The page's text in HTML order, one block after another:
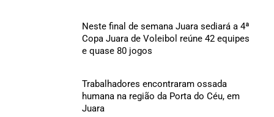
Neste final de semana Juara sediará a 4ª
Copa Juara de Voleibol reúne 42 equipes
e quase 80 jogos
Trabalhadores encontraram ossada
humana na região da Porta do Céu, em
Juara